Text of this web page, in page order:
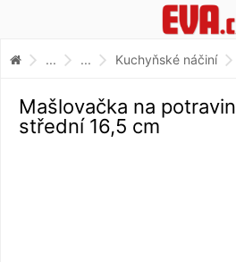
... ... Kuchyňské náčiní
Mašlovačka na
střední 16,5 cm